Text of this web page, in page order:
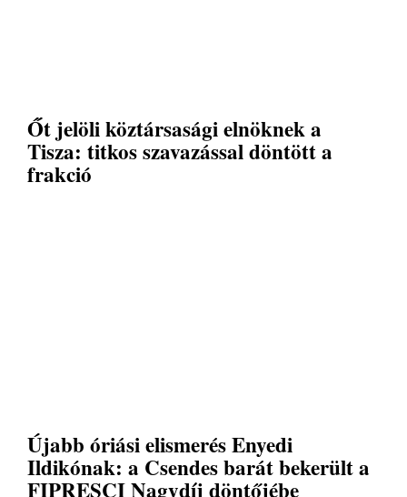
Őt jelöli köztársasági elnöknek a
Tisza: titkos szavazással döntött a
frakció
Újabb óriási elismerés Enyedi
Ildikónak: a Csendes barát bekerült a
FIPRESCI Nagydíj döntőjébe